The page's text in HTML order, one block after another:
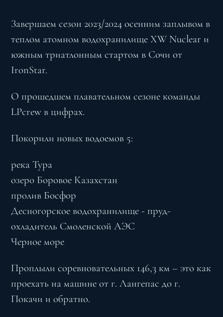
Завершаем сезон 2023/2024 осенним заплывом в
теплом атомном водохранилище XW Nuclear и
южным триатлонным стартом в Сочи от
IronStar.
О прошедшем плавательном сезоне команды
LPcrew в цифрах.
Покорили новых водоемов 5:
река Тура
озеро Боровое Казахстан
пролив Босфор
Десногорское водохранилище - пруд-
охладитель Смоленской АЭС
Черное море
Проплыли соревновательных 146,3 км – это как
проехать на машине от г. Лангепас до г.
Покачи и обратно.